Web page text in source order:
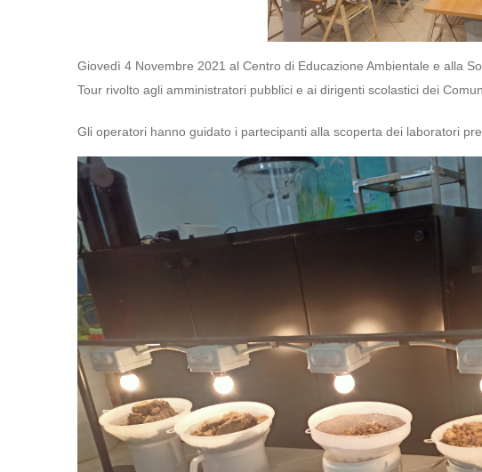
Giovedì 4 Novembre 2021 al Centro di Educazione Ambientale e alla
Tour rivolto agli amministratori pubblici e ai dirigenti scolastici dei
Gli operatori hanno guidato i partecipanti alla scoperta dei laboratori